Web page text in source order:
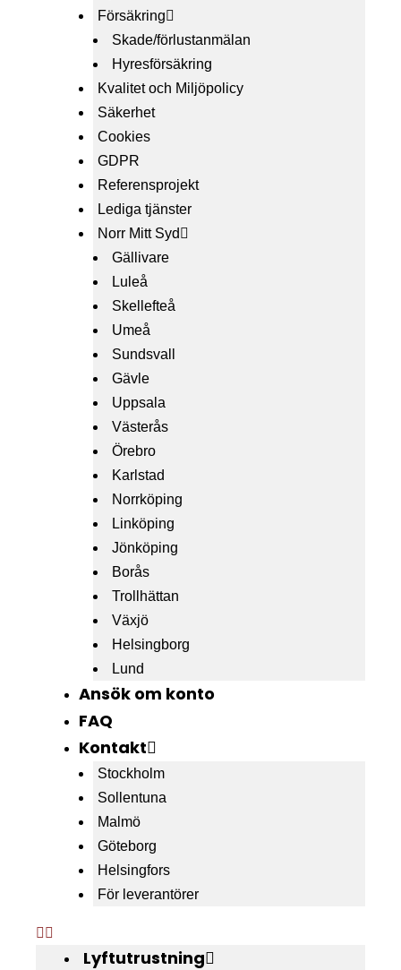
Försäkring
Skade/förlustanmälan
Hyresförsäkring
Kvalitet och Miljöpolicy
Säkerhet
Cookies
GDPR
Referensprojekt
Lediga tjänster
Norr Mitt Syd
Gällivare
Luleå
Skellefteå
Umeå
Sundsvall
Gävle
Uppsala
Västerås
Örebro
Karlstad
Norrköping
Linköping
Jönköping
Borås
Trollhättan
Växjö
Helsingborg
Lund
Ansök om konto
FAQ
Kontakt
Stockholm
Sollentuna
Malmö
Göteborg
Helsingfors
För leverantörer
Lyftutrustning